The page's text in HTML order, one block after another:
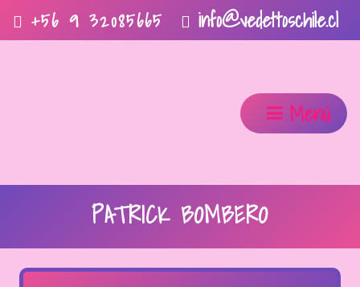
+56 9 32085665 info@vedettoschile.cl
Menú
PATRICK BOMBERO